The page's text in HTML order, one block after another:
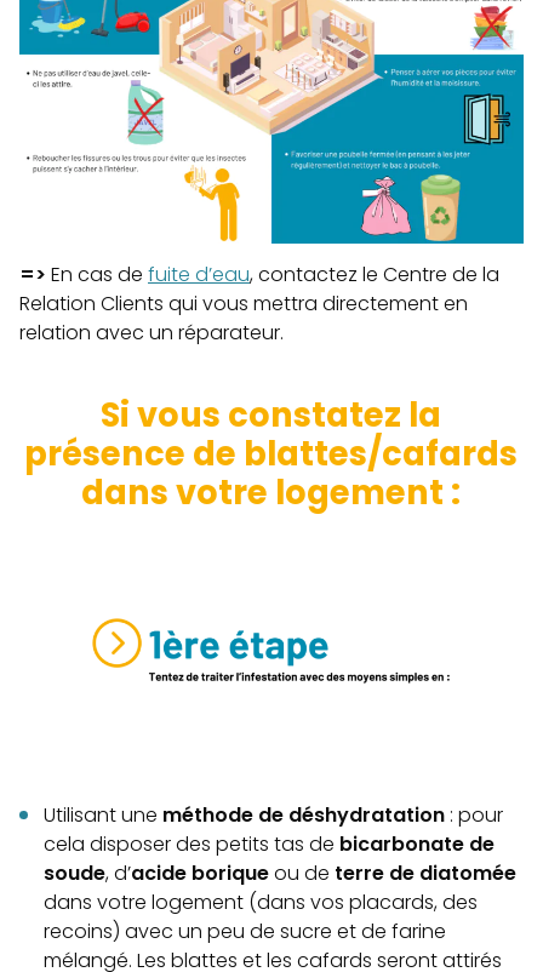
=> En cas de fuite d’eau, contactez le Centre de la
Relation Clients qui vous mettra directement en
relation avec un réparateur.
Si vous constatez la
présence de blattes/cafards
dans votre logement :
Utilisant une méthode de déshydratation : pour
cela disposer des petits tas de bicarbonate de
soude, d’acide boriqueou de terre de diatomée
dans votre logement (dans vos placards, des
recoins) avec un peu de sucre et de farine
mélangé. Les blattes et les cafards seront attirés